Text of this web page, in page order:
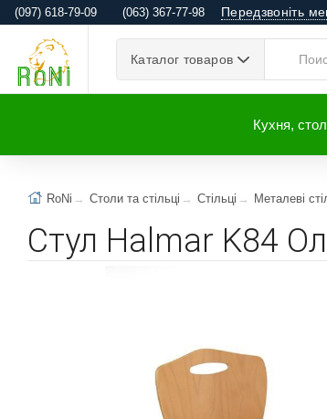
(097) 618-79-09 (063) 367-77-98 Передзвоніть
Каталог товаров
Кухня,
RoNi Столи та стільці Стільці Металеві
Стул Halmar K84